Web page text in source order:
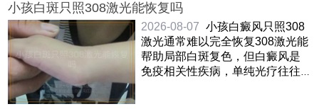
小孩白斑只照308激光能恢复吗
2026-08-07 小孩白癜风只照308
激光通常难以完全恢复308激光能
帮助局部白斑复色，但白癜风是
免疫相关性疾病，单纯光疗往往